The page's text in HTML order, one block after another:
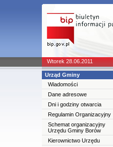
Wtorek 28.06.2011
Urząd Gminy
Wiadomości
Dane adresowe
Dni i godziny otwarcia
Regulamin Organizacyjny
Schemat organizacyjny
Urzędu Gminy Borów
Kierownictwo Urzędu